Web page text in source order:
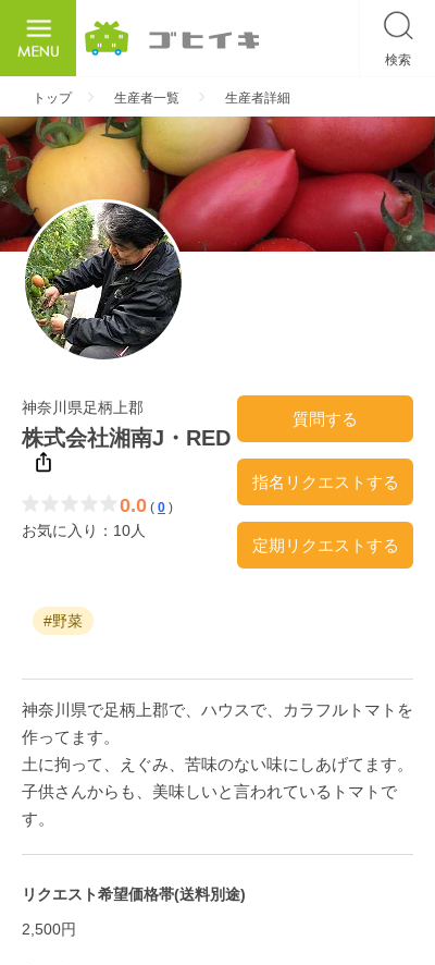
検索
トップ 生産者一覧 生産者詳細
神奈川県足柄上郡
株式会社湘南J・RED
0.0 ( 0 )
お気に入り：10人
質問する
指名リクエストする
定期リクエストする
#野菜
神奈川県で足柄上郡で、ハウスで、カラフルトマトを
作ってます。
土に拘って、えぐみ、苦味のない味にしあげてます。
子供さんからも、美味しいと言われているトマトで
す。
リクエスト希望価格帯(送料別途)
2,500円